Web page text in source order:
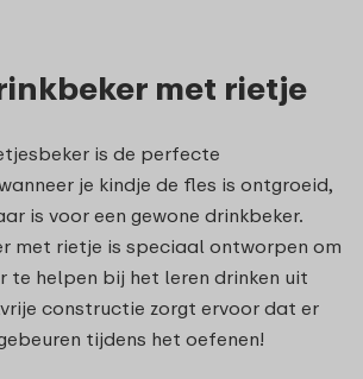
met rietje
is de perfecte
je kindje de fles is ontgroeid,
is voor een gewone drinkbeker.
met rietje is speciaal ontworpen om
te helpen bij het leren drinken uit
constructie zorgt ervoor dat er
tijdens het oefenen!